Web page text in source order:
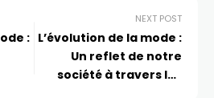
:
NEXT POST
L’évolution de la mode :
Un reflet de notre
société à travers les